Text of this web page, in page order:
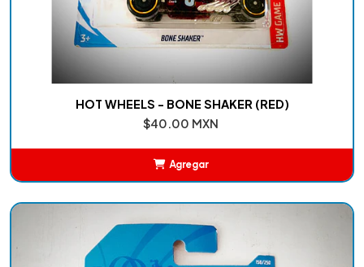
HOT WHEELS - BONE SHAKER (RED)
$40.00 MXN
Agregar